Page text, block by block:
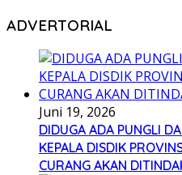
ADVERTORIAL
Juni 19, 2026
DIDUGA ADA PUNGLI
KEPALA DISDIK
CURANG AKAN